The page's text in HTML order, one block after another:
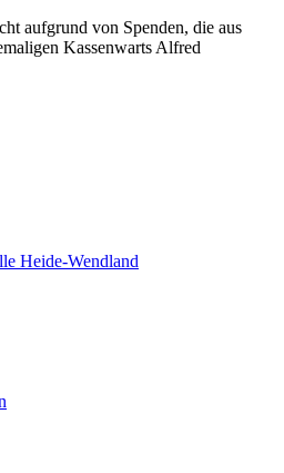
aufgrund von Spenden, die aus
Kassenwarts Alfred
Heide-Wendland